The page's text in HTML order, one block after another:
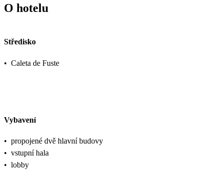
O hotelu
Středisko
• Caleta de Fuste
Vybavení
• propojené dvě hlavní budovy
• vstupní hala
• lobby